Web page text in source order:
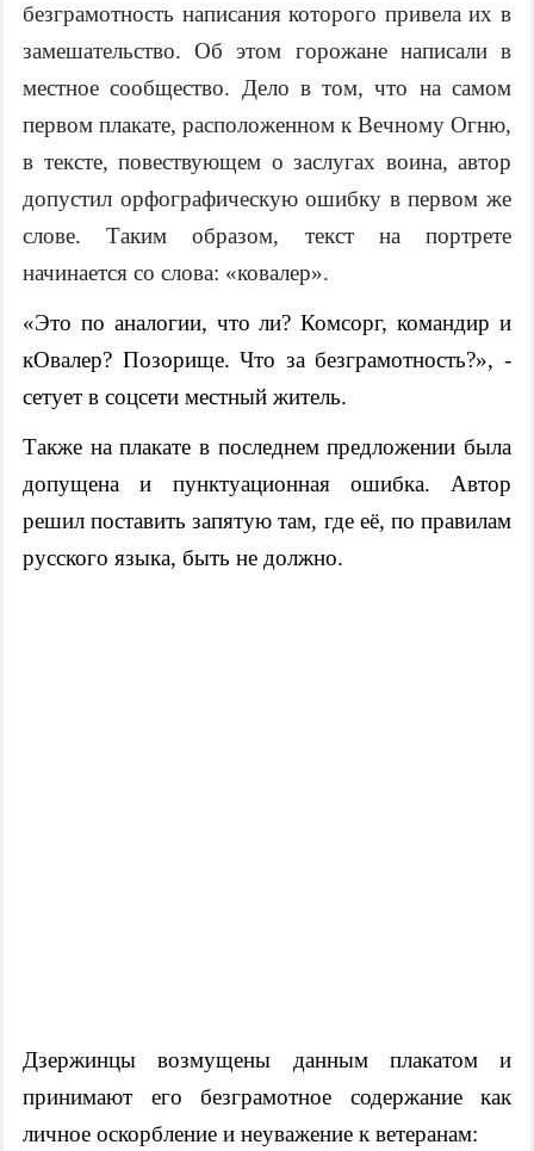
безграмотность написания которого привела их в
замешательство. Об этом горожане написали в
местное сообщество. Дело в том, что на самом
первом плакате, расположенном к Вечному Огню,
в тексте, повествующем о заслугах воина, автор
допустил орфографическую ошибку в первом же
слове. Таким образом, текст на портрете
начинается со слова: «ковалер».
«Это по аналогии, что ли? Комсорг, командир и
кОвалер? Позорище. Что за безграмотность?», -
сетует в соцсети местный житель.
Также на плакате в последнем предложении была
допущена и пунктуационная ошибка. Автор
решил поставить запятую там, где её, по правилам
русского языка, быть не должно.
Дзержинцы возмущены данным плакатом и
принимают его безграмотное содержание как
личное оскорбление и неуважение к ветеранам: